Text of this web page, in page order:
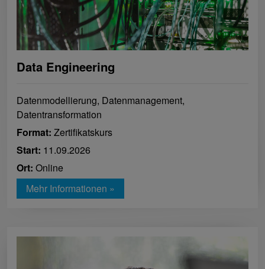
Data Engineering
Datenmodellierung, Datenmanagement,
Datentransformation
Format: Zertifikatskurs
Start: 11.09.2026
Ort: Online
Mehr Informationen »